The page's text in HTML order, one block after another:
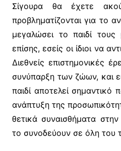
Σίγουρα θα έχετε
προβληματίζονται για το
μεγαλώσει το παιδί
επίσης, εσείς οι ίδιοι να
Διεθνείς επιστημονικές
συνύπαρξη των ζώων, και
παιδί αποτελεί
ανάπτυξη της
θετικά συναισθήματα
το συνοδεύουν σε όλη του